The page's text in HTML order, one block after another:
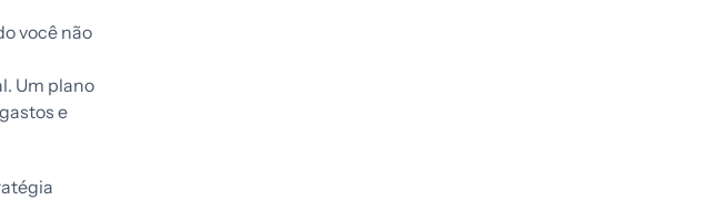
você não
Um plano
e